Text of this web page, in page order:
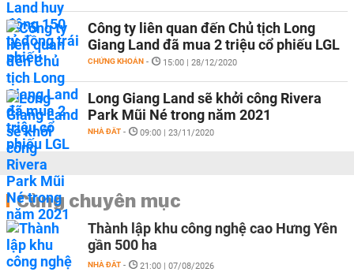
Công ty liên quan đến Chủ tịch Long
Giang Land đã mua 2 triệu cổ phiếu LGL
CHỨNG KHOÁN - 15:00 | 28/12/2020
Long Giang Land sẽ khởi công Rivera
Park Mũi Né trong năm 2021
NHÀ ĐẤT - 09:00 | 23/11/2020
Cùng chuyên mục
Thành lập khu công nghệ cao Hưng Yên
gần 500 ha
NHÀ ĐẤT - 21:00 | 07/08/2026